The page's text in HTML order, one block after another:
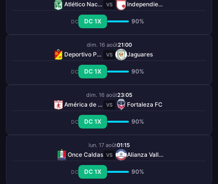
Atlético Nacional VS Independiente Santa Fe
DC DC 1X 90%
dim. 16 août21:00
Deportivo Pereira VS Jaguares
DC DC 1X 90%
dim. 16 août23:05
América de Cali VS Fortaleza FC
DC DC 1X 90%
lun. 17 août01:15
Once Caldas VS Alianza Valledupar
DC DC 1X 90%